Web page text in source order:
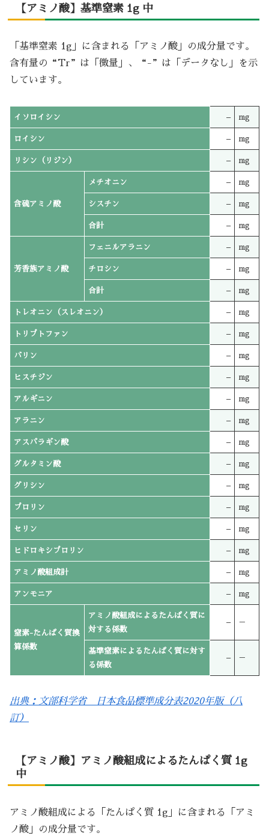
【アミノ酸】基準窒素 1g 中
「基準窒素 1g」に含まれる「アミノ酸」の成分量です。
含有量の“Tr”は「微量」、“-”は「データなし」を示
しています。
イソロイシン – mg
ロイシン – mg
リシン（リジン） – mg
含硫アミノ酸
メチオニン – mg
シスチン – mg
合計 – mg
芳香族アミノ酸
フェニルアラニン – mg
チロシン – mg
合計 – mg
トレオニン（スレオニン） – mg
トリプトファン – mg
バリン – mg
ヒスチジン – mg
アルギニン – mg
アラニン – mg
アスパラギン酸 – mg
グルタミン酸 – mg
グリシン – mg
プロリン – mg
セリン – mg
ヒドロキシプロリン – mg
アミノ酸組成計 – mg
アンモニア – mg
窒素-たんぱく質換
算係数
アミノ酸組成によるたんぱく質に
対する係数
– －
基準窒素によるたんぱく質に対す
る係数
– －
出典：文部科学省 日本食品標準成分表2020年版（八
訂）
【アミノ酸】アミノ酸組成によるたんぱく質 1g
中
アミノ酸組成による「たんぱく質 1g」に含まれる「アミ
ノ酸」の成分量です。